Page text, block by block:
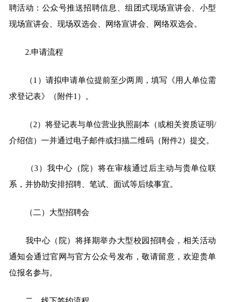
聘活动：公众号推送招聘信息、组团式现场宣讲会、小型
现场宣讲会、现场双选会、网络宣讲会、网络双选会。
2.申请流程
（1）请拟申请单位提前至少两周，填写《用人单位需
求登记表》（附件1）。
（2）将登记表与单位营业执照副本（或相关资质证明/
介绍信）一并通过电子邮件或扫描二维码（附件2）提交。
（3）我中心（院）将在审核通过后主动与贵单位联
系，并协助安排招聘、笔试、面试等后续事宜。
（二）大型招聘会
我中心（院）将择期举办大型校园招聘会，相关活动
通知会通过官网与官方公众号发布，敬请留意，欢迎贵单
位报名参与。